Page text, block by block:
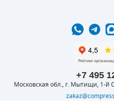
+7 495
Московская обл., г. Мытищи, 1-й